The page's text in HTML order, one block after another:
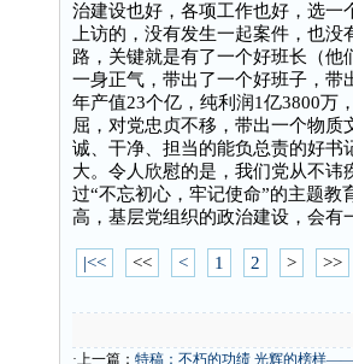
治建设也好，各项工作也好，选一
上访的，没有发生一起案件，也
路，关键就是有了一个好班长（他
一身正气，带出了一个好班子，带
年产值23个亿，纯利润1亿3800万
屈，对党忠贞不移，带出一个物
诚、干净、担当的能负总责的好书
大。令人欣慰的是，我们党从不讳
过“不忘初心，牢记使命”的主题
高，基层党组织的政治建设，会有
|<< << < 1 2 > >>
·上一篇： 特稿：不朽的功绩 光辉的榜样